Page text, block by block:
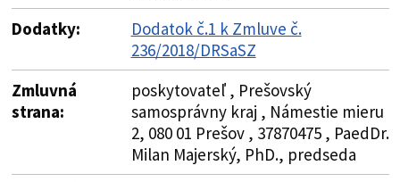
Dodatky:
Dodatok č.1 k Zmluve č.
236/2018/DRSaSZ
Zmluvná
strana:
poskytovateľ , Prešovský
samosprávny kraj , Námestie mieru
2, 080 01 Prešov , 37870475 , PaedDr.
Milan Majerský, PhD., predseda